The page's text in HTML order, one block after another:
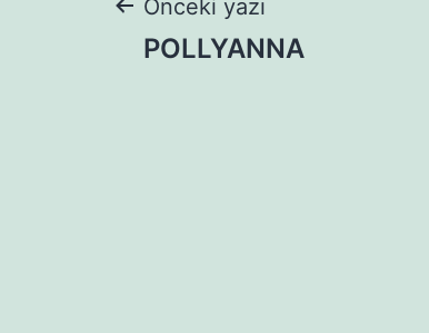
Yazı
Önceki yazı
POLLYANNA